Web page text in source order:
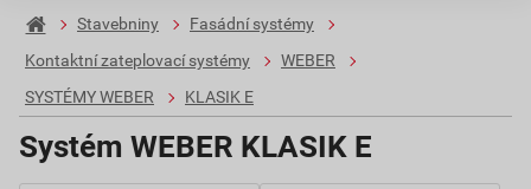
Stavebniny
Fasádní systémy
Kontaktní zateplovací systémy
WEBER
SYSTÉMY WEBER
KLASIK E
Systém WEBER KLASIK E